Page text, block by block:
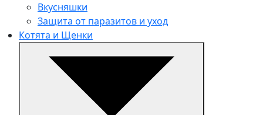
Вкусняшки
Защита от паразитов и уход
Котята и Щенки